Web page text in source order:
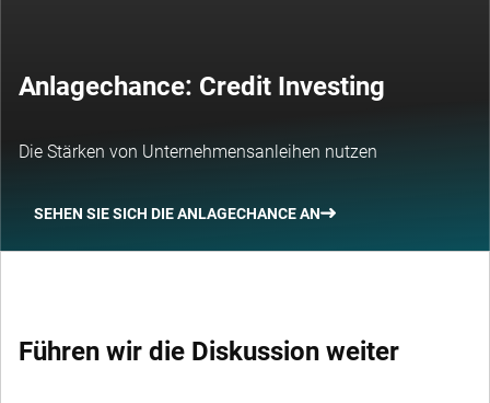
Anlagechance: Credit Investing
Die Stärken von Unternehmensanleihen nutzen
SEHEN SIE SICH DIE ANLAGECHANCE AN
Führen wir die Diskussion weiter